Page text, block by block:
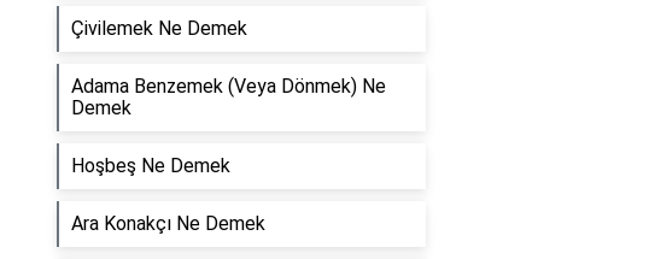
Çivilemek Ne Demek
Adama Benzemek (Veya Dönmek) Ne
Demek
Hoşbeş Ne Demek
Ara Konakçı Ne Demek